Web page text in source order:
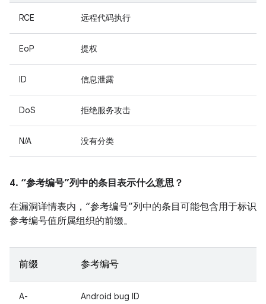
RCE 远程代码执行
EoP 提权
ID 信息泄露
DoS 拒绝服务攻击
N/A 没有分类
4. “参考编号”列中的条目表示什么意思？
在漏洞详情表内，“参考编号”列中的条目可能包含用于标识
参考编号值所属组织的前缀。
前缀 参考编号
A- Android bug ID